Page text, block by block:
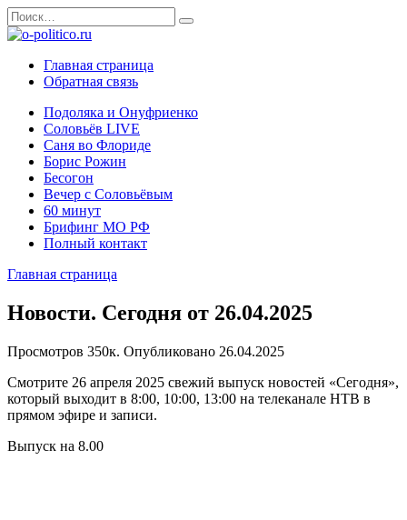
Перейти
к
содержанию
Search
for:
Главная страница
Обратная связь
Подоляка и Онуфриенко
Соловьёв LIVE
Саня во Флориде
Борис Рожин
Бесогон
Вечер с Соловьёвым
60 минут
Брифинг МО РФ
Полный контакт
Главная страница
Новости. Сегодня от 26.04.2025
Просмотров 350к. Опубликовано 26.04.2025
Смотрите 26 апреля 2025 свежий выпуск новостей «Сегодня»,
который выходит в 8:00, 10:00, 13:00 на телеканале НТВ в
прямом эфире и записи.
Выпуск на 8.00